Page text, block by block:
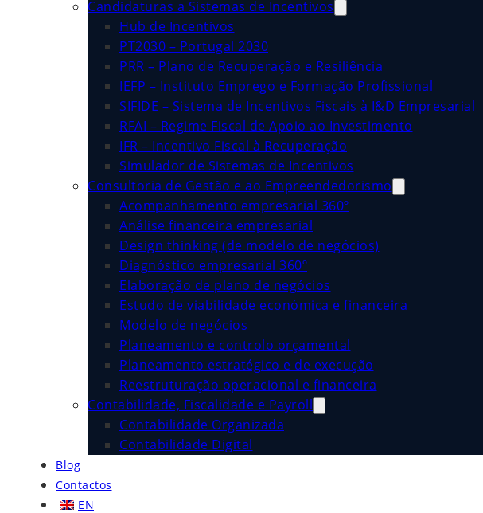
Candidaturas a Sistemas de Incentivos
Hub de Incentivos
PT2030 – Portugal 2030
PRR – Plano de Recuperação e Resiliência
IEFP – Instituto Emprego e Formação Profissional
SIFIDE – Sistema de Incentivos Fiscais à I&D Empresarial
RFAI – Regime Fiscal de Apoio ao Investimento
IFR – Incentivo Fiscal à Recuperação
Simulador de Sistemas de Incentivos
Consultoria de Gestão e ao Empreendedorismo
Acompanhamento empresarial 360º
Análise financeira empresarial
Design thinking (de modelo de negócios)
Diagnóstico empresarial 360º
Elaboração de plano de negócios
Estudo de viabilidade económica e financeira
Modelo de negócios
Planeamento e controlo orçamental
Planeamento estratégico e de execução
Reestruturação operacional e financeira
Contabilidade, Fiscalidade e Payroll
Contabilidade Organizada
Contabilidade Digital
Blog
Contactos
EN